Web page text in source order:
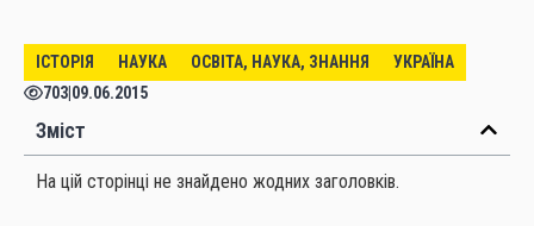
ІСТОРІЯ НАУКА ОСВІТА, НАУКА, ЗНАННЯ
УКРАЇНА
703 09.06.2015
Зміст
На цій сторінці не знайдено жодних заголовків.